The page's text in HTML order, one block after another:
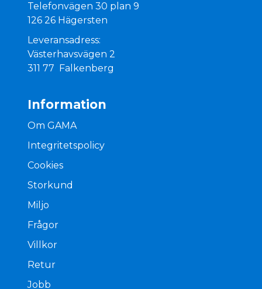
Telefonvägen 30 plan 9
126 26 Hägersten
Leveransadress:
Västerhavsvägen 2
311 77 Falkenberg
Information
Om GAMA
Integritetspolicy
Cookies
Storkund
Miljo
Frågor
Villkor
Retur
Jobb